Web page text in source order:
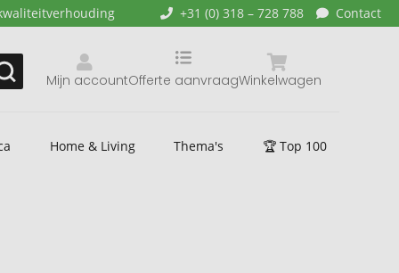
+31 (0) 318 – 728 788 Contact
Mijn account Winkelwagen
Offerte aanvraag
Home & Living Thema's 🏆 Top 100